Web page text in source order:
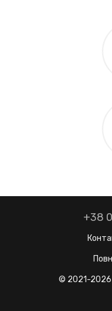
+38
© 2021-2026